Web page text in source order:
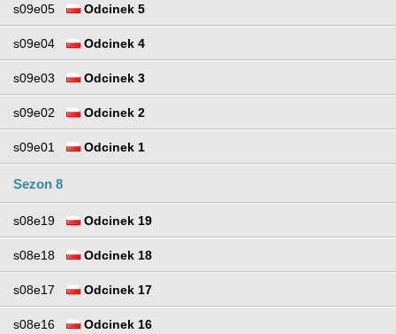
s09e05 Odcinek 5
s09e04 Odcinek 4
s09e03 Odcinek 3
s09e02 Odcinek 2
s09e01 Odcinek 1
Sezon 8
s08e19 Odcinek 19
s08e18 Odcinek 18
s08e17 Odcinek 17
s08e16 Odcinek 16